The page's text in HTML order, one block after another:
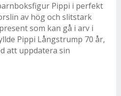
Pippi i perfekt
av hög och slitstark
som kan gå i arv i
Pippi Långstrump 70 år,
att uppdatera sin